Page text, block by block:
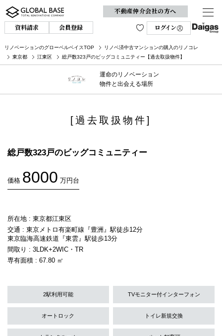
不動産仲介会社の方へ
資料請求
会員登録 ログイン
リノベーションのグローベルベイスTOP
リノベ済中古マンションの購入のリノコレ
東京都
江東区 総戸数323戸のビッグコミュニティー【過去取扱物件】
運命のリノベーション
物件と出会える場所
[過去取扱物件]
総戸数323戸のビッグコミュニティー
価格 8000 万円台
所在地 : 東京都江東区
交通 : 東京メトロ有楽町線『豊洲』駅徒歩12分
東京臨海高速鉄道『東雲』駅徒歩13分
間取り : 3LDK+2WIC・TR
専有面積 : 67.80 ㎡
2駅利用可能 TVモニター付インターフォン
オートロック トイレ新規交換